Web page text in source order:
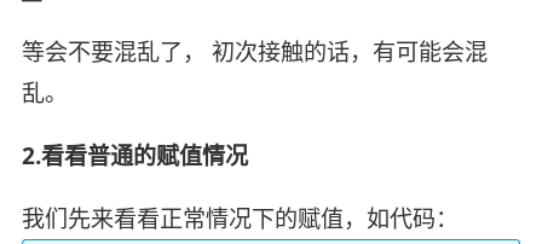
等会不要混乱了， 初次接触的话，有可能会混
乱。
2.看看普通的赋值情况
我们先来看看正常情况下的赋值，如代码：